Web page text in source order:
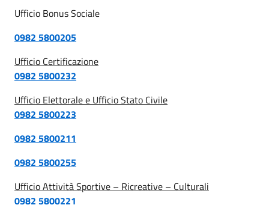
Ufficio Bonus Sociale
0982 5800205
Ufficio Certificazione
0982 5800232
Ufficio Elettorale e Ufficio Stato Civile
0982 5800223
0982 5800211
0982 5800255
Ufficio Attività Sportive – Ricreative – Culturali
0982 5800221